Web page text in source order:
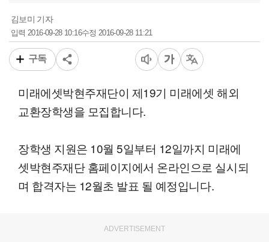
김보미 기자
입력 2016-09-28 10:16수정 2016-09-28 11:21
구독
미래에셋박현주재단이 제19기 미래에셋 해외
교환장학생을 모집합니다.
장학생 지원은 10월 5일부터 12일까지 미래에
셋박현주재단 홈페이지에서 온라인으로 실시되
며 합격자는 12월초 발표 될 예정입니다.
ADVERTISEMENT